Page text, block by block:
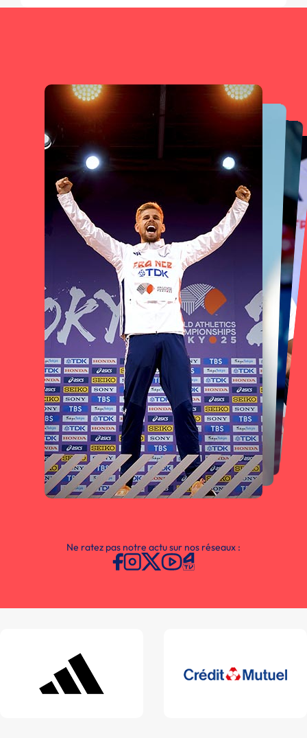
Ne ratez pas notre actu sur nos réseaux :